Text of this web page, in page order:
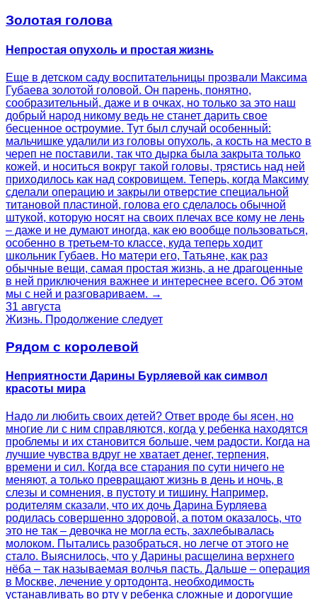
Золотая голова
Непростая опухоль и простая жизнь
Еще в детском саду воспитательницы прозвали Максима
Губаева золотой головой. Он парень, понятно,
сообразительный, даже и в очках, но только за это наш
добрый народ никому ведь не станет дарить свое
бесценное остроумие. Тут был случай особенный:
мальчишке удалили из головы опухоль, а кость на место в
череп не поставили, так что дырка была закрыта только
кожей, и носиться вокруг такой головы, трястись над ней
приходилось как над сокровищем. Теперь, когда Максиму
сделали операцию и закрыли отверстие специальной
титановой пластиной, голова его сделалось обычной
штукой, которую носят на своих плечах все кому не лень
– даже и не думают иногда, как ею вообще пользоваться,
особенно в третьем-то классе, куда теперь ходит
школьник Губаев. Но матери его, Татьяне, как раз
обычные вещи, самая простая жизнь, а не драгоценные
в ней приключения важнее и интереснее всего. Об этом
мы с ней и разговариваем. →
31 августа
Жизнь. Продолжение следует
Рядом с королевой
Неприятности Дарины Бурляевой как символ
красоты мира
Надо ли любить своих детей? Ответ вроде бы ясен, но
многие ли с ним справляются, когда у ребенка находятся
проблемы и их становится больше, чем радости. Когда на
лучшие чувства вдруг не хватает денег, терпения,
времени и сил. Когда все старания по сути ничего не
меняют, а только превращают жизнь в день и ночь, в
слезы и сомнения, в пустоту и тишину. Например,
родителям сказали, что их дочь Дарина Бурляева
родилась совершенно здоровой, а потом оказалось, что
это не так – девочка не могла есть, захлебывалась
молоком. Пытались разобраться, но легче от этого не
стало. Выяснилось, что у Дарины расщелина верхнего
нёба – так называемая волчья пасть. Дальше – операция
в Москве, лечение у ортодонта, необходимость
устанавливать во рту у ребенка сложные и дорогущие